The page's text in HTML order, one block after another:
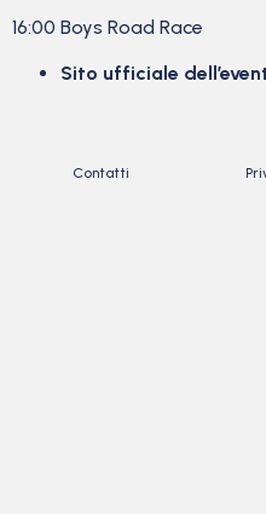
16:00 Boys Road Race
Sito ufficiale
Contatti